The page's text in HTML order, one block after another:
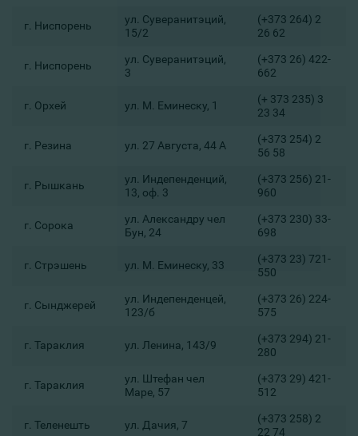
г. Ниспорень
ул. Суверанитэций,
15/2
(+373 264) 2
26 62
г. Ниспорень
ул. Суверанитэций,
3
(+373 26) 422-
662
г. Орхей ул. М. Еминеску, 1
(+ 373 235) 3
23 34
г. Резина ул. 27 Августа, 44 А
(+373 254) 2
56 58
г. Рышкань
ул. Индепенденций,
13, оф. 3
(+373 256) 21-
960
г. Сорока
ул. Александру чел
Бун, 24
(+373 230) 33-
698
г. Стрэшень ул. М. Еминеску, 33
(+373 23) 721-
550
г. Сынджерей
ул. Индепенденцей,
123/б
(+373 26) 224-
575
г. Тараклия ул. Ленина, 143/9
(+373 294) 21-
280
г. Тараклия
ул. Штефан чел
Маре, 57
(+373 29) 421-
512
г. Теленешть ул. Дачия, 7
(+373 258) 2
22 74